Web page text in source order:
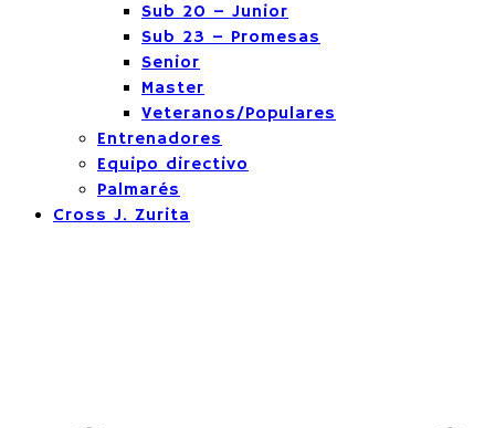
Sub 20 – Junior
Sub 23 – Promesas
Senior
Master
Veteranos/Populares
Entrenadores
Equipo directivo
Palmarés
Cross J. Zurita